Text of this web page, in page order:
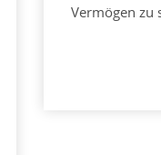
Vermögen zu